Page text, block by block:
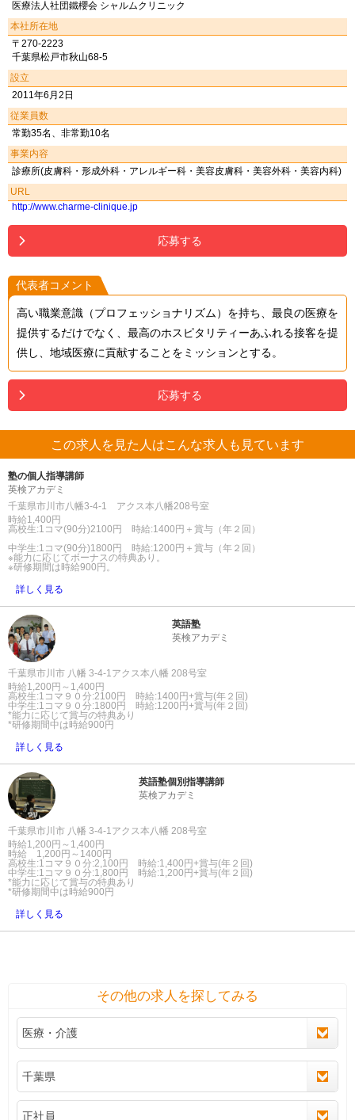
医療法人社団鐵櫻会 シャルムクリニック
本社所在地
〒270-2223
千葉県松戸市秋山68-5
設立
2011年6月2日
従業員数
常勤35名、非常勤10名
事業内容
診療所(皮膚科・形成外科・アレルギー科・美容皮膚科・美容外科・美容内科)
URL
http://www.charme-clinique.jp
応募する
代表者コメント
高い職業意識（プロフェッショナリズム）を持ち、最良の医療を
提供するだけでなく、最高のホスピタリティーあふれる接客を提
供し、地域医療に貢献することをミッションとする。
応募する
この求人を見た人はこんな求人も見ています
塾の個人指導講師
英検アカデミ
千葉県市川市八幡3-4-1 アクス本八幡208号室
時給1,400円
高校生:1コマ(90分)2100円 時給:1400円＋賞与（年２回）
中学生:1コマ(90分)1800円 時給:1200円＋賞与（年２回）
※能力に応じてボーナスの特典あり。
※研修期間は時給900円。
詳しく見る
英語塾
英検アカデミ
千葉県市川市 八幡 3-4-1アクス本八幡 208号室
時給1,200円～1,400円
高校生:1コマ９０分:2100円 時給:1400円+賞与(年２回)
中学生:1コマ９０分:1800円 時給:1200円+賞与(年２回)
*能力に応じて賞与の特典あり
*研修期間中は時給900円
詳しく見る
英語塾個別指導講師
英検アカデミ
千葉県市川市 八幡 3-4-1アクス本八幡 208号室
時給1,200円～1,400円
時給 1,200円～1400円
高校生:1コマ９０分:2,100円 時給:1,400円+賞与(年２回)
中学生:1コマ９０分:1,800円 時給:1,200円+賞与(年２回)
*能力に応じて賞与の特典あり
*研修期間中は時給900円
詳しく見る
その他の求人を探してみる